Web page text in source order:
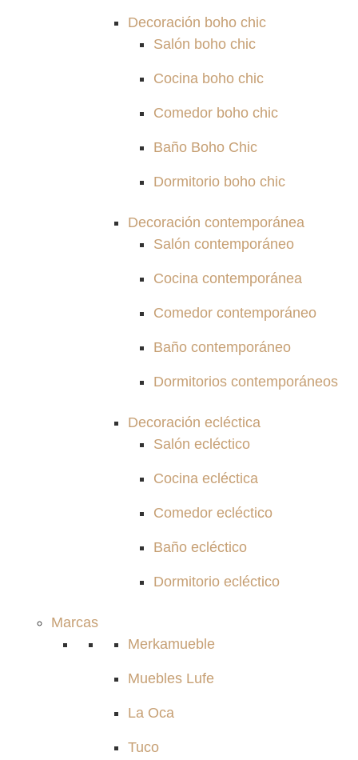
Decoración boho chic
Salón boho chic
Cocina boho chic
Comedor boho chic
Baño Boho Chic
Dormitorio boho chic
Decoración contemporánea
Salón contemporáneo
Cocina contemporánea
Comedor contemporáneo
Baño contemporáneo
Dormitorios contemporáneos
Decoración ecléctica
Salón ecléctico
Cocina ecléctica
Comedor ecléctico
Baño ecléctico
Dormitorio ecléctico
Marcas
Merkamueble
Muebles Lufe
La Oca
Tuco